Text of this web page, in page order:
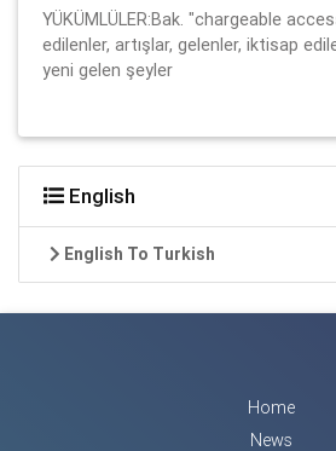
YÜKÜMLÜLER:Bak. "chargeable
edilenler, artışlar, gelenler, iktisap
yeni gelen şeyler
English
English To Turkish
Home
News